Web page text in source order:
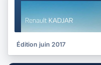
Édition juin 2017